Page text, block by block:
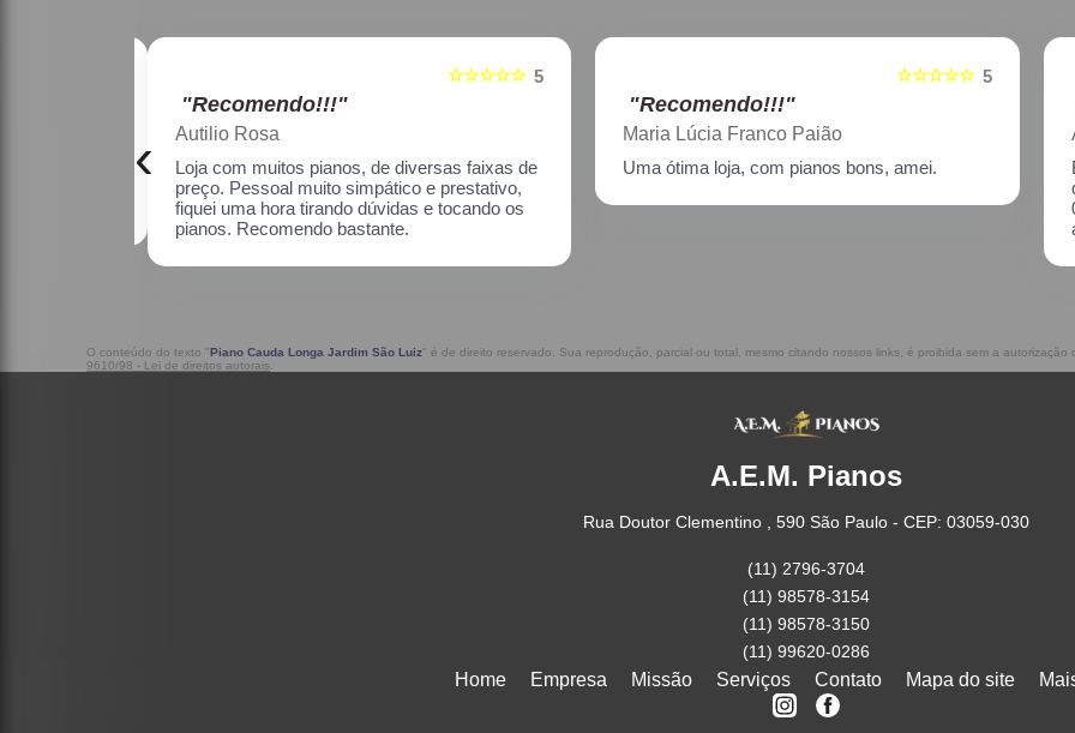
☆☆☆☆☆
"Recomendo!!!"
Maria Lúcia Franco Paião
Uma ótima loja, com pianos bons, amei.
☆☆☆☆☆
"Recomendo!!!"
Aline Nagata
Excelente atendimento!! Enviei um piano para
02/2021, incluindo o transporte. Muito
‹
O conteúdo do texto "Piano Cauda Longa Jardim São Luiz" é de direito reservado. Sua reprodução, parcial ou total, mesmo citando nossos links, é proibida sem a
9610/98 - Lei de direitos autorais
A.E.M. Pianos
Rua Doutor Clementino , 590 São Paulo - CEP: 03059-030
(11) 2796-3704
(11) 98578-3154
(11) 98578-3150
(11) 99620-0286
Home Empresa Missão Serviços Contato Mapa do site